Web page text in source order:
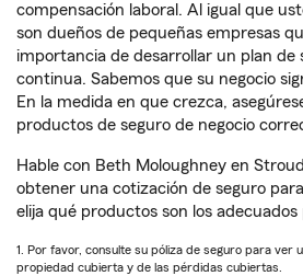
compensación laboral. Al igual que
son dueños de pequeñas empresas
importancia de desarrollar un plan de
continua. Sabemos que su negocio
En la medida en que crezca,
productos de seguro de negocio
Hable con Beth Moloughney en
obtener una cotización de seguro
elija qué productos son los
1. Por favor, consulte su póliza de seguro para ver
propiedad cubierta y de las pérdidas cubiertas.